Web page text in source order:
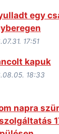
egy
17:51
kapuk
18:33
napra